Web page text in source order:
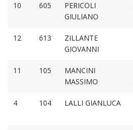
10 605
PERICOLI
GIULIANO
12 613
ZILLANTE
GIOVANNI
11 105
MANCINI
MASSIMO
4 104 LALLI GIANLUCA